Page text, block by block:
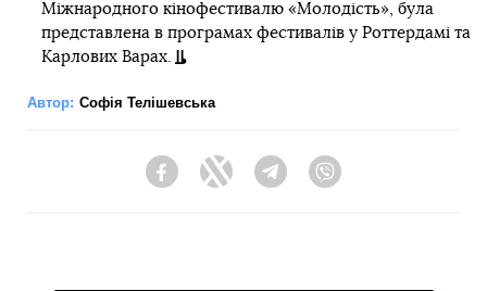
Міжнародного кінофестивалю «Молодість», була
представлена в програмах фестивалів у Роттердамі та
Карлових Варах.
Автор: Софія Телішевська
FacebookTwitter Telegram